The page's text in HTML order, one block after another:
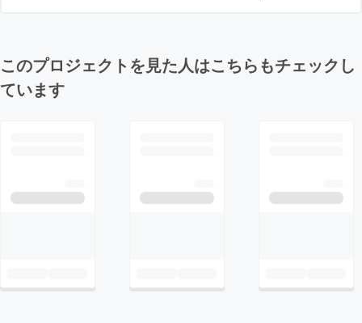
このプロジェクトを見た人はこちらもチェックし
ています